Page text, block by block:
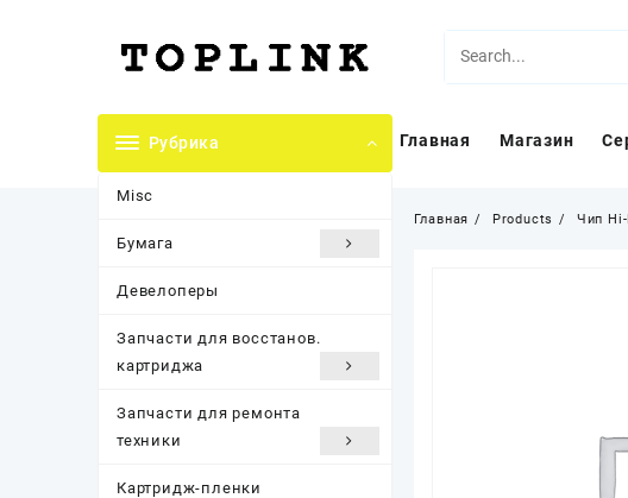
Рубрика
Misc
Бумага
Девелоперы
Запчасти для восстанов.
картриджа
Запчасти для ремонта
техники
Картридж-пленки
Главная Магазин
Главная Products Чип